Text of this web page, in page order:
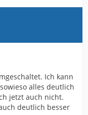
Ich kann
alles deutlich
jetzt auch nicht.
deutlich besser